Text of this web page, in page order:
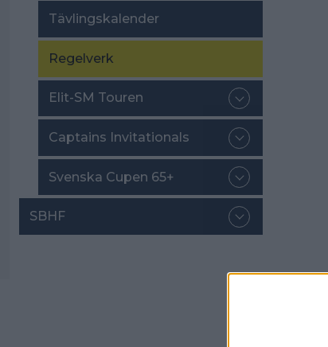
Tävlingskalender
Regelverk
Elit-SM Touren
Captains Invitationals
Svenska Cupen 65+
SBHF